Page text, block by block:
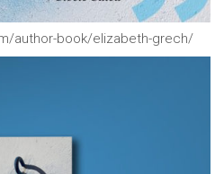
author-book/elizabeth-grech/